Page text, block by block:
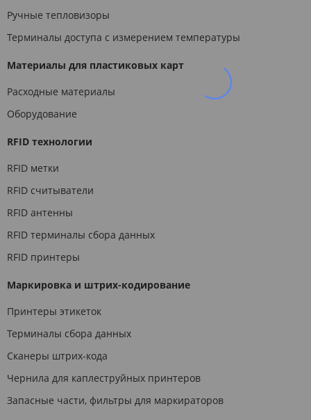
Ручные тепловизоры
Терминалы доступа с измерением температуры
Материалы для пластиковых карт
Расходные материалы
Оборудование
RFID технологии
RFID метки
RFID считыватели
RFID антенны
RFID терминалы сбора данных
RFID принтеры
Маркировка и штрих-кодирование
Принтеры этикеток
Терминалы сбора данных
Сканеры штрих-кода
Чернила для каплеструйных принтеров
Запасные части, фильтры для маркираторов